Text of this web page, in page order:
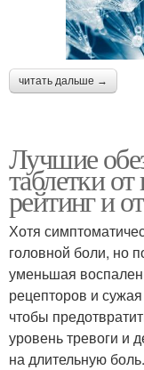
читать дальше →
Лучшие
таблетки
рейтинг и
Хотя
головной боли, но
уменьшая
рецепторов и
чтобы
уровень тревоги и
на длительную боль.